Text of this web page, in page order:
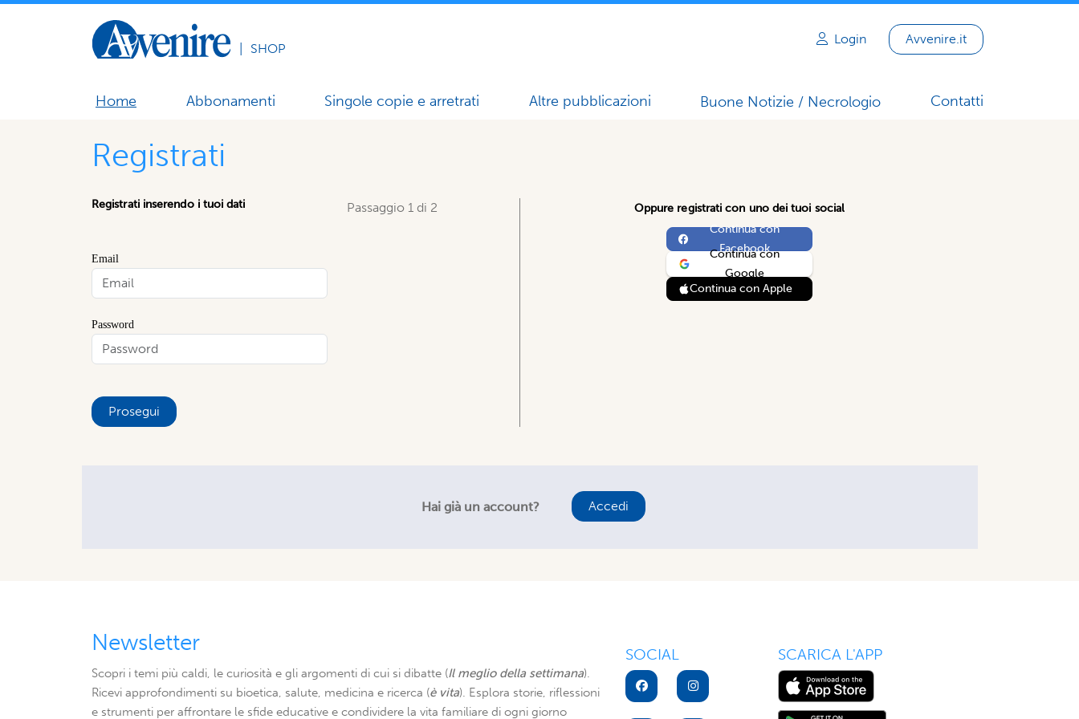
SHOP
Login Avvenire.it
Home Abbonamenti Singole copie e arretrati Altre pubblicazioni Buone Notizie / Necrologio Contatti
Registrati
Registrati inserendo i tuoi dati Passaggio 1 di 2
Email
Password
Prosegui
Oppure registrati con uno dei tuoi social
Continua con
Facebook
Continua con
Google
Continua con Apple
Hai già un account? Accedi
Newsletter
Scopri i temi più caldi, le curiosità e gli argomenti di cui si dibatte (Il meglio della settimana).
Ricevi approfondimenti su bioetica, salute, medicina e ricerca (è vita). Esplora storie, riflessioni
e strumenti per affrontare le sfide educative e condividere la vita familiare di ogni giorno
SOCIAL SCARICA L'APP